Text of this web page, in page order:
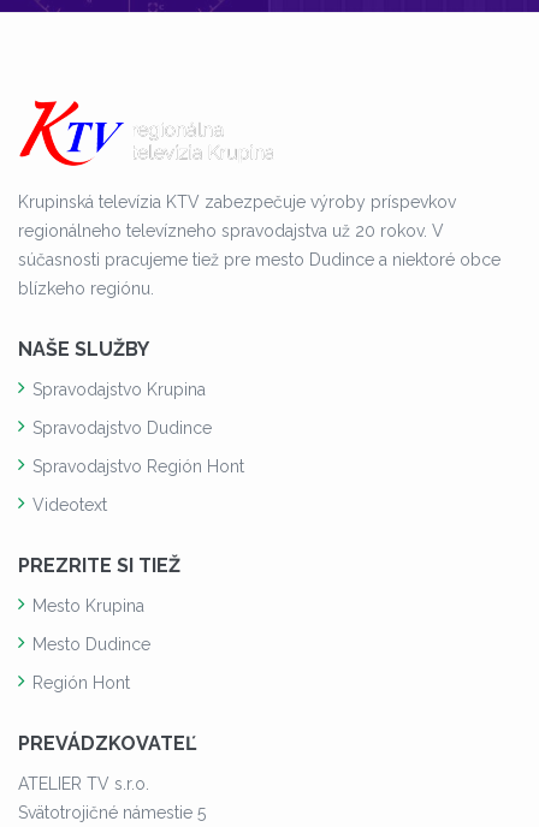
Krupinská televízia KTV zabezpečuje výroby príspevkov
regionálneho televízneho spravodajstva už 20 rokov. V
súčasnosti pracujeme tiež pre mesto Dudince a niektoré obce
blízkeho regiónu.
NAŠE SLUŽBY
Spravodajstvo Krupina
Spravodajstvo Dudince
Spravodajstvo Región Hont
Videotext
PREZRITE SI TIEŽ
Mesto Krupina
Mesto Dudince
Región Hont
PREVÁDZKOVATEĽ
ATELIER TV s.r.o.
Svätotrojičné námestie 5